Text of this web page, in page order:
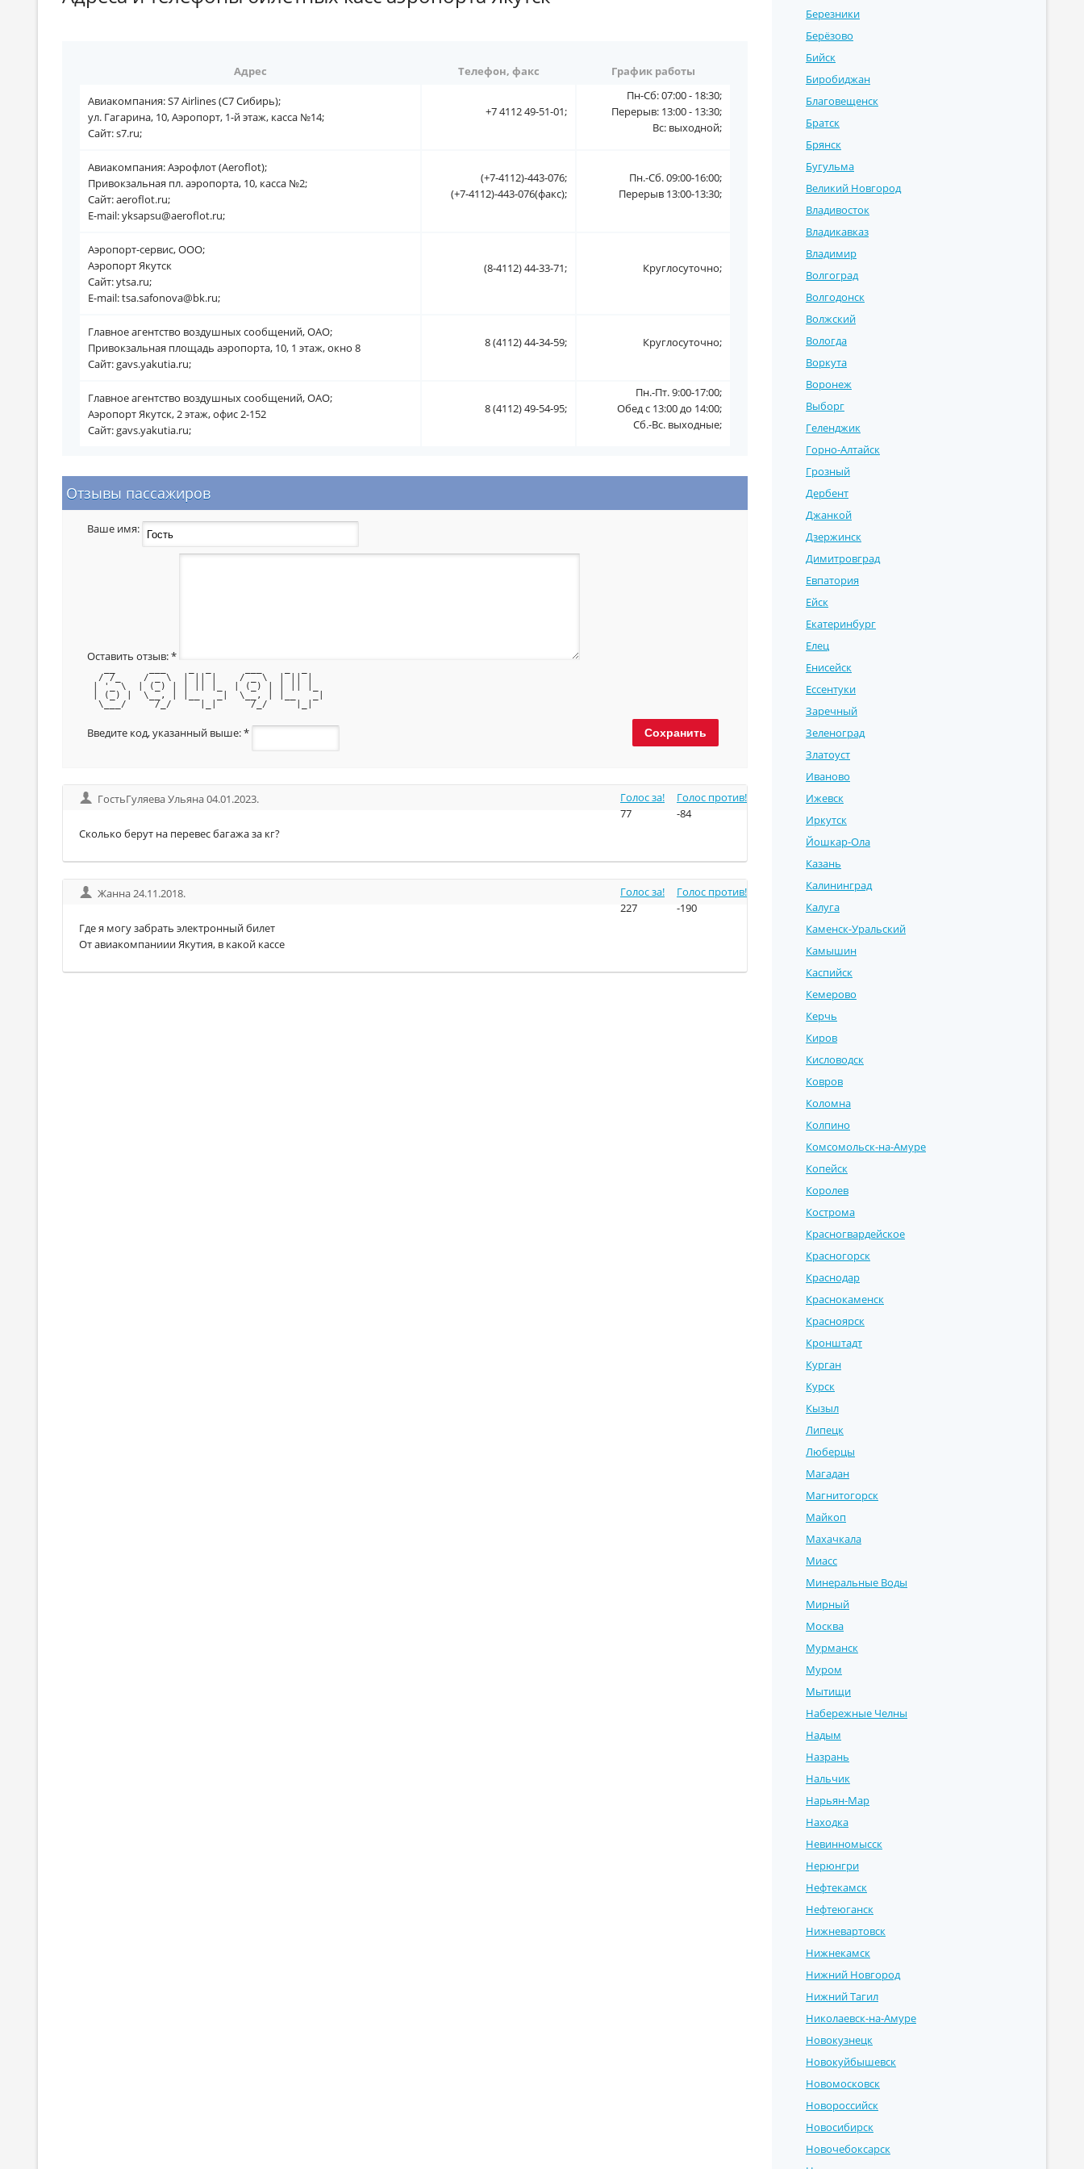
Адрес Телефон, факс График работы
Авиакомпания: S7 Airlines (С7 Сибирь);
ул. Гагарина, 10, Аэропорт, 1-й этаж, касса №14;
Сайт: s7.ru;
+7 4112 49-51-01;
Пн-Сб: 07:00 - 18:30;
Перерыв: 13:00 - 13:30;
Вс: выходной;
Авиакомпания: Аэрофлот (Aeroflot);
Привокзальная пл. аэропорта, 10, касса №2;
Сайт: aeroflot.ru;
E-mail: yksapsu@aeroflot.ru;
(+7-4112)-443-076;
(+7-4112)-443-076(факс);
Пн.-Сб. 09:00-16:00;
Перерыв 13:00-13:30;
Аэропорт-сервис, ООО;
Аэропорт Якутск
Сайт: ytsa.ru;
E-mail: tsa.safonova@bk.ru;
(8-4112) 44-33-71; Круглосуточно;
Главное агентство воздушных сообщений, ОАО;
Привокзальная площадь аэропорта, 10, 1 этаж, окно 8
Сайт: gavs.yakutia.ru;
8 (4112) 44-34-59; Круглосуточно;
Главное агентство воздушных сообщений, ОАО;
Аэропорт Якутск, 2 этаж, офис 2-152
Сайт: gavs.yakutia.ru;
8 (4112) 49-54-95;
Пн.-Пт. 9:00-17:00;
Обед с 13:00 до 14:00;
Сб.-Вс. выходные;
Отзывы пассажиров
Ваше имя:
Оставить отзыв:*
  / /_    / _ \  | || |    / _ \  | || |
| '_ \  | (_) | | || |_  | (_) | | || |_
| (_) |  \__, | |__   _|  \__, | |__   _|
  \___/     /_/     |_|      /_/     |_|
Введите код, указанный выше:*
ГостьГуляева Ульяна 04.01.2023.
Голос за!
77
Голос против!
-84
Сколько берут на перевес багажа за кг?
Жанна 24.11.2018.
Голос за!
227
Голос против!
-190
Где я могу забрать электронный билет
От авиакомпаниии Якутия, в какой кассе
Березники
Берёзово
Бийск
Биробиджан
Благовещенск
Братск
Брянск
Бугульма
Великий Новгород
Владивосток
Владикавказ
Владимир
Волгоград
Волгодонск
Волжский
Вологда
Воркута
Воронеж
Выборг
Геленджик
Горно-Алтайск
Грозный
Дербент
Джанкой
Дзержинск
Димитровград
Евпатория
Ейск
Екатеринбург
Елец
Енисейск
Ессентуки
Заречный
Зеленоград
Златоуст
Иваново
Ижевск
Иркутск
Йошкар-Ола
Казань
Калининград
Калуга
Каменск-Уральский
Камышин
Каспийск
Кемерово
Керчь
Киров
Кисловодск
Ковров
Коломна
Колпино
Комсомольск-на-Амуре
Копейск
Королев
Кострома
Красногвардейское
Красногорск
Краснодар
Краснокаменск
Красноярск
Кронштадт
Курган
Курск
Кызыл
Липецк
Люберцы
Магадан
Магнитогорск
Майкоп
Махачкала
Миасс
Минеральные Воды
Мирный
Москва
Мурманск
Муром
Мытищи
Набережные Челны
Надым
Назрань
Нальчик
Нарьян-Мар
Находка
Невинномысск
Нерюнгри
Нефтекамск
Нефтеюганск
Нижневартовск
Нижнекамск
Нижний Новгород
Нижний Тагил
Николаевск-на-Амуре
Новокузнецк
Новокуйбышевск
Новомосковск
Новороссийск
Новосибирск
Новочебоксарск